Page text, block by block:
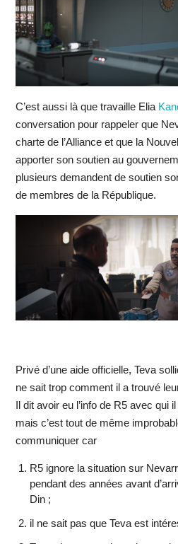
C’est aussi là que travaille Elia
conversation pour rappeler que
charte de l’Alliance et que la
apporter son soutien au
plusieurs demandent de soutien
de membres de la République.
Privé d’une aide officielle, Teva
ne sait trop comment il a trouvé
Il dit avoir eu l’info de R5 avec qui
mais c’est tout de même
communiquer car
R5 ignore la situation sur
pendant des années avant
Din ;
il ne sait pas que Teva est